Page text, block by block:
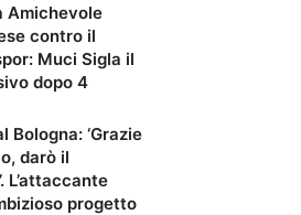
Amichevole
contro il
Muci Sigla il
dopo 4
Bologna: ‘Grazie
darò il
L’attaccante
progetto